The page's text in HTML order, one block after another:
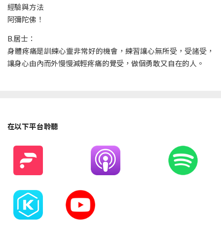
經驗與方法
阿彌陀佛！
B.居士：
身體疼痛是訓練心靈非常好的機會，練習讓心無所受，受諸受，
讓身心由內而外慢慢減輕疼痛的覺受，做個勇敢又自在的人。
在以下平台聆聽